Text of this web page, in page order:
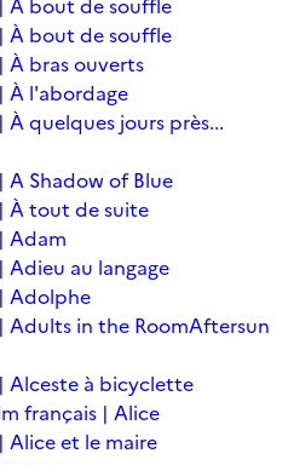
À bout de souffle
À bras ouverts
À l'abordage
quelques jours près...
A Shadow of Blue
À tout de suite
Adam
Adieu au langage
Adolphe
Adults in the RoomAftersun
Alceste à bicyclette
français | Alice
Alice et le maire